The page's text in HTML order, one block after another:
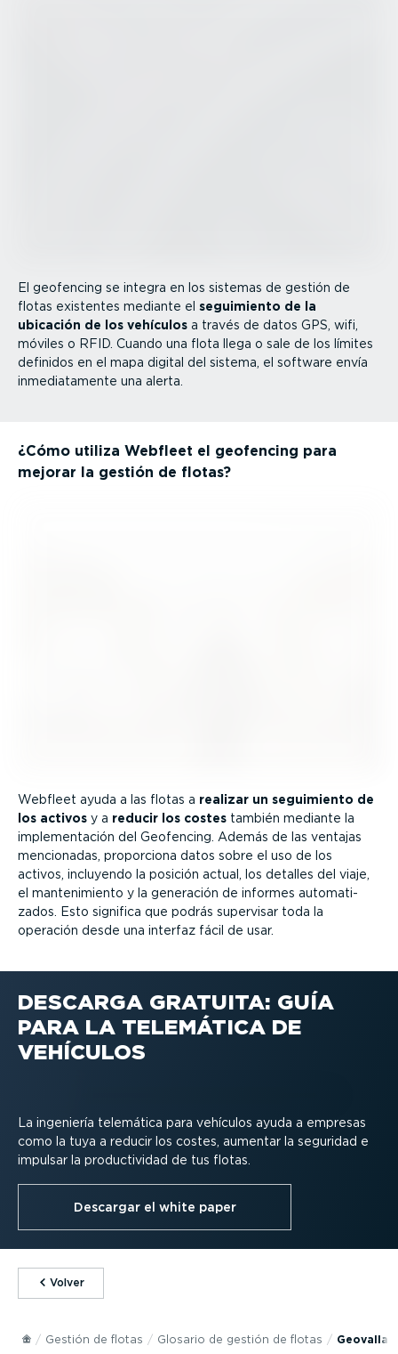
El geofencing se integra en los sistemas de gestión de
flotas existentes mediante el seguimiento de la
ubicación de los vehículos a través de datos GPS, wifi,
móviles o RFID. Cuando una flota llega o sale de los límites
definidos en el mapa digital del sistema, el software envía
inmedia­ta­mente una alerta.
¿Cómo utiliza Webfleet el geofencing para
mejorar la gestión de flotas?
Webfleet ayuda a las flotas a realizar un seguimiento de
los activos y a reducir los costes también mediante la
imple­men­tación del Geofencing. Además de las ventajas
mencionadas, proporciona datos sobre el uso de los
activos, incluyendo la posición actual, los detalles del viaje,
el mante­ni­miento y la generación de informes automa­ti­
zados. Esto significa que podrás supervisar toda la
operación desde una interfaz fácil de usar.
DESCARGA GRATUITA: GUÍA
PARA LA TELEMÁTICA DE
VEHÍCULOS
La ingeniería telemática para vehículos ayuda a empresas
como la tuya a reducir los costes, aumentar la seguridad e
impulsar la produc­ti­vidad de tus flotas.
Descargar el white paper
⁠Volver
Gestión de flotas Glosario de gestión de flotas